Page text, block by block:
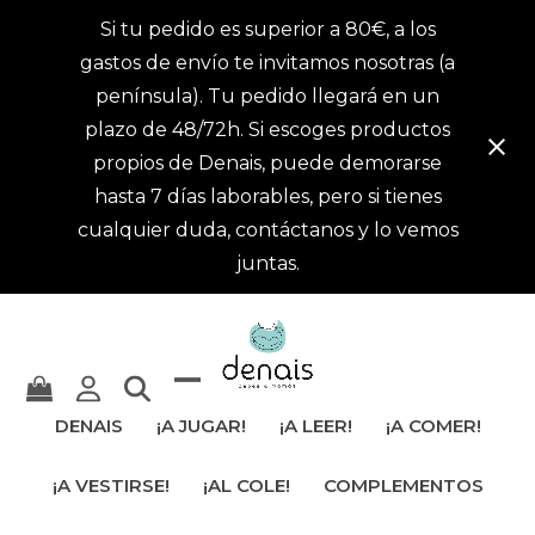
Si tu pedido es superior a 80€, a los
gastos de envío te invitamos nosotras (a
península). Tu pedido llegará en un
plazo de 48/72h. Si escoges productos
propios de Denais, puede demorarse
hasta 7 días laborables, pero si tienes
cualquier duda, contáctanos y lo vemos
juntas.
ocultar
móvil
DENAIS ¡A JUGAR! ¡A LEER! ¡A COMER!
¡A VESTIRSE! ¡AL COLE! COMPLEMENTOS